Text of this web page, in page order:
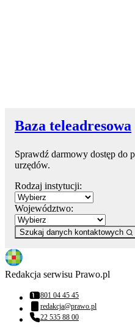
Baza teleadresowa
Sprawdź darmowy dostęp do
urzędów.
Rodzaj instytucji:
Województwo:
Szukaj danych kontaktowych
Redakcja serwisu Prawo.pl
Numer telefonu:
801 04 45 45
Adres email:
redakcja@prawo.pl
Numer telefonu:
22 535 88 00